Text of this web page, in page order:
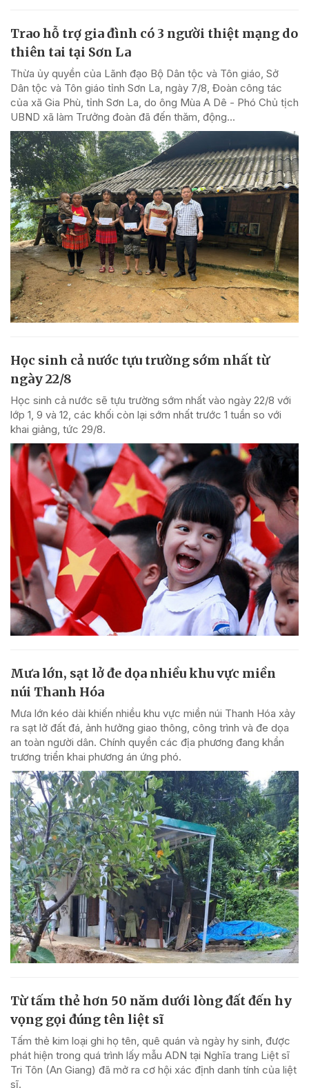
Trao hỗ trợ gia đình có 3 người thiệt mạng do
thiên tai tại Sơn La
Thừa ủy quyền của Lãnh đạo Bộ Dân tộc và Tôn giáo, Sở
Dân tộc và Tôn giáo tỉnh Sơn La, ngày 7/8, Đoàn công tác
của xã Gia Phù, tỉnh Sơn La, do ông Mùa A Dê - Phó Chủ tịch
UBND xã làm Trưởng đoàn đã đến thăm, động...
Học sinh cả nước tựu trường sớm nhất từ
ngày 22/8
Học sinh cả nước sẽ tựu trường sớm nhất vào ngày 22/8 với
lớp 1, 9 và 12, các khối còn lại sớm nhất trước 1 tuần so với
khai giảng, tức 29/8.
Mưa lớn, sạt lở đe dọa nhiều khu vực miền
núi Thanh Hóa
Mưa lớn kéo dài khiến nhiều khu vực miền núi Thanh Hóa xảy
ra sạt lở đất đá, ảnh hưởng giao thông, công trình và đe dọa
an toàn người dân. Chính quyền các địa phương đang khẩn
trương triển khai phương án ứng phó.
Từ tấm thẻ hơn 50 năm dưới lòng đất đến hy
vọng gọi đúng tên liệt sĩ
Tấm thẻ kim loại ghi họ tên, quê quán và ngày hy sinh, được
phát hiện trong quá trình lấy mẫu ADN tại Nghĩa trang Liệt sĩ
Tri Tôn (An Giang) đã mở ra cơ hội xác định danh tính của liệt
sĩ.